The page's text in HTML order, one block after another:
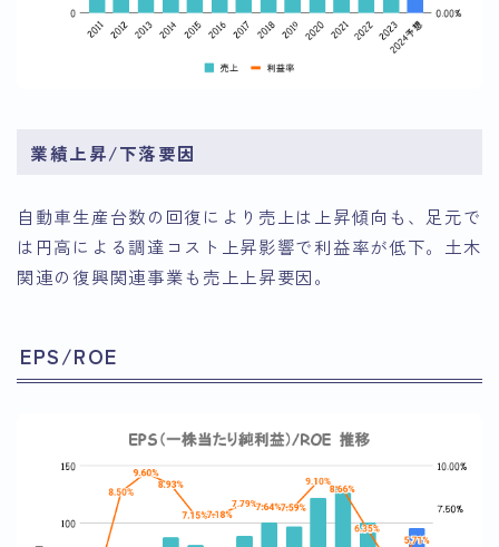
業績上昇/下落要因
自動車生産台数の回復により売上は上昇傾向も、足元で
は円高による調達コスト上昇影響で利益率が低下。土木
関連の復興関連事業も売上上昇要因。
EPS/ROE